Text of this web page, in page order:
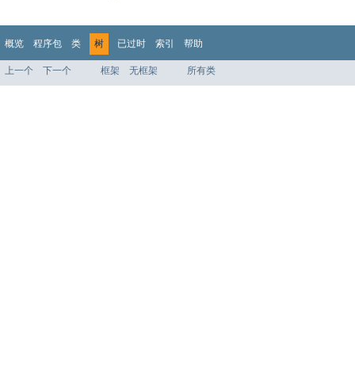
概览 程序包 类 树 已过时 索引 帮助
上一个 下一个 框架 无框架 所有类